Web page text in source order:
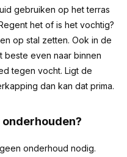
gebruiken op het terras
het of is het vochtig?
op stal zetten. Ook in de
beste even naar binnen
tegen vocht. Ligt de
dan kan dat prima.
onderhouden?
onderhoud nodig.